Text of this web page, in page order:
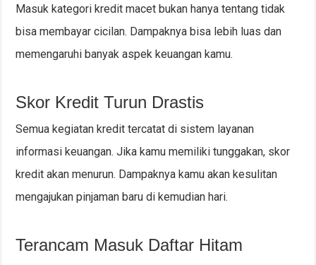
Masuk kategori kredit macet bukan hanya tentang tidak
bisa membayar cicilan. Dampaknya bisa lebih luas dan
memengaruhi banyak aspek keuangan kamu.
Skor Kredit Turun Drastis
Semua kegiatan kredit tercatat di sistem layanan
informasi keuangan. Jika kamu memiliki tunggakan, skor
kredit akan menurun. Dampaknya kamu akan kesulitan
mengajukan pinjaman baru di kemudian hari.
Terancam Masuk Daftar Hitam